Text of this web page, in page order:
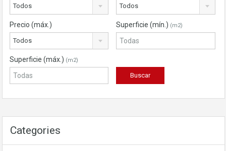
Todos Todos
Precio (máx.)
Todos
Superficie (mín.) (m2)
Superficie (máx.) (m2)
Categories